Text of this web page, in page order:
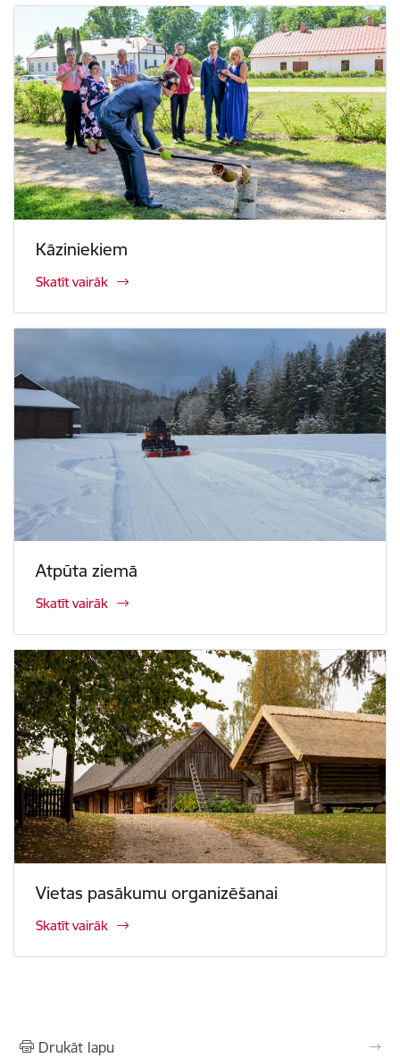
Kāziniekiem
Skatīt vairāk
Atpūta ziemā
Skatīt vairāk
Vietas pasākumu organizēšanai
Skatīt vairāk
Drukāt lapu